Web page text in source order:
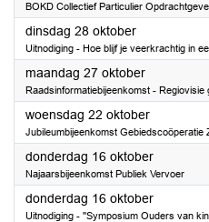
BOKD Collectief Particulier
dinsdag 28 oktober2025
Uitnodiging - Hoe blijf je veerkrachtig in
maandag 27 oktober2025
Raadsinformatiebijeenkomst -
woensdag 22 oktober2025
Jubileumbijeenkomst Gebiedscoöperatie
donderdag 16 oktober2025
Najaarsbijeenkomst Publiek Vervoer
donderdag 16 oktober2025
Uitnodiging - ''Symposium Ouders van